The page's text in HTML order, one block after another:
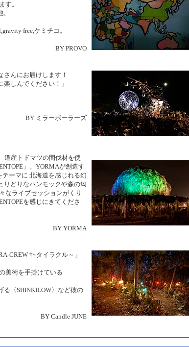
す。
free,ケミチコ。
BY PROVO
さんにお届けします！
しんでください！」
BY ミラーボーラーズ
道産トドマツの間伐材を使
」。YORMAが創造す
テーマに 北海道を感じれる幻
りどりなハンモックや森の匂
なライブセッションがくり
を感じにきてくださ
BY YORMA
CREW †~タイラクル～」
美術を手掛けている
る〈SHINKILOW〉など彼の
BY Candle JUNE